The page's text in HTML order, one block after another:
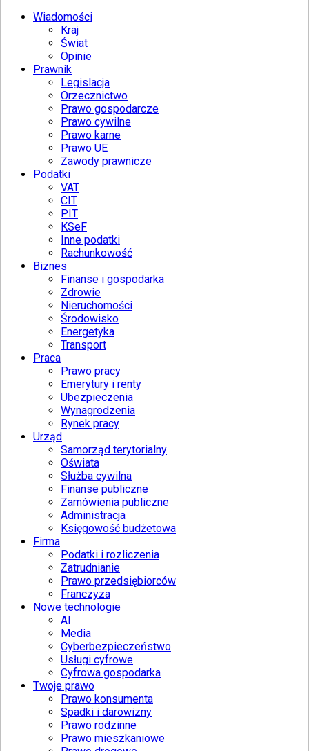
Wiadomości
Kraj
Świat
Opinie
Prawnik
Legislacja
Orzecznictwo
Prawo gospodarcze
Prawo cywilne
Prawo karne
Prawo UE
Zawody prawnicze
Podatki
VAT
CIT
PIT
KSeF
Inne podatki
Rachunkowość
Biznes
Finanse i gospodarka
Zdrowie
Nieruchomości
Środowisko
Energetyka
Transport
Praca
Prawo pracy
Emerytury i renty
Ubezpieczenia
Wynagrodzenia
Rynek pracy
Urząd
Samorząd terytorialny
Oświata
Służba cywilna
Finanse publiczne
Zamówienia publiczne
Administracja
Księgowość budżetowa
Firma
Podatki i rozliczenia
Zatrudnianie
Prawo przedsiębiorców
Franczyza
Nowe technologie
AI
Media
Cyberbezpieczeństwo
Usługi cyfrowe
Cyfrowa gospodarka
Twoje prawo
Prawo konsumenta
Spadki i darowizny
Prawo rodzinne
Prawo mieszkaniowe